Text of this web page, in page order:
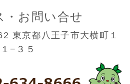
・お問い合せ
東京都八王子市大横町１
１−３５